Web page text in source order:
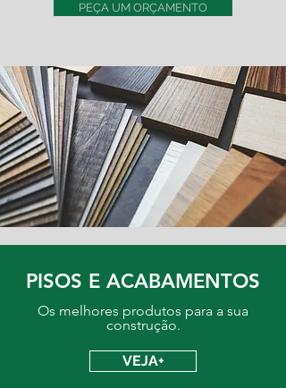
PEÇA UM ORÇAMENTO
PISOS E ACABAMENTOS
Os melhores produtos para a sua
construção.
VEJA+